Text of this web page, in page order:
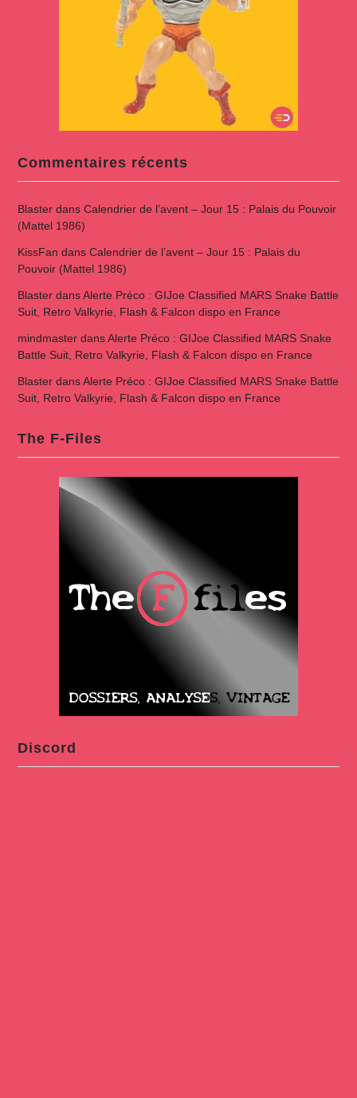
Commentaires récents
Blasterdans Calendrier de l’avent – Jour 15 : Palais du Pouvoir
(Mattel 1986)
KissFan dans Calendrier de l’avent – Jour 15 : Palais du
Pouvoir (Mattel 1986)
BlasterdansAlerte Préco : GIJoe Classified MARS Snake Battle
Suit, Retro Valkyrie, Flash & Falcon dispo en France
mindmasterdansAlerte Préco : GIJoe Classified MARS Snake
Battle Suit, Retro Valkyrie, Flash & Falcon dispo en France
BlasterdansAlerte Préco : GIJoe Classified MARS Snake Battle
Suit, Retro Valkyrie, Flash & Falcon dispo en France
The F-Files
Discord